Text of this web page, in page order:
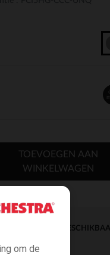
om de
TOEVOEGEN AAN
WINKELWAGEN
DIRECTE